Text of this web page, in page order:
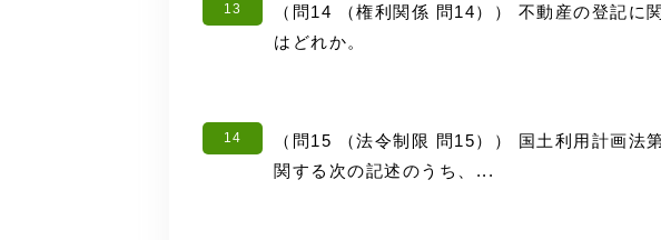
13
（問14 （権利関係 問14）） 不動産の登記に
はどれか。
14
（問15 （法令制限 問15）） 国土利用計画法
関する次の記述のうち、...